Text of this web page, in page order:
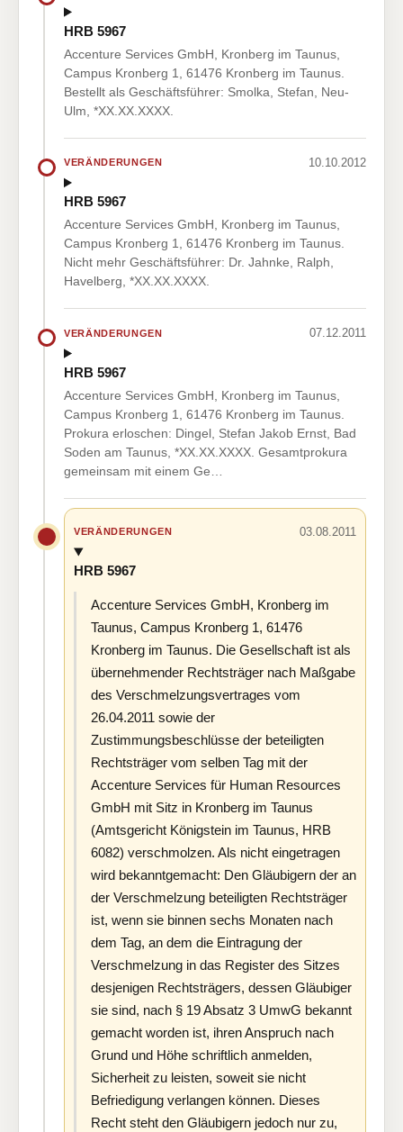
HRB 5967
Accenture Services GmbH, Kronberg im Taunus,
Campus Kronberg 1, 61476 Kronberg im Taunus.
Bestellt als Geschäftsführer: Smolka, Stefan, Neu-
Ulm, *XX.XX.XXXX.
VERÄNDERUNGEN 10.10.2012
HRB 5967
Accenture Services GmbH, Kronberg im Taunus,
Campus Kronberg 1, 61476 Kronberg im Taunus.
Nicht mehr Geschäftsführer: Dr. Jahnke, Ralph,
Havelberg, *XX.XX.XXXX.
VERÄNDERUNGEN 07.12.2011
HRB 5967
Accenture Services GmbH, Kronberg im Taunus,
Campus Kronberg 1, 61476 Kronberg im Taunus.
Prokura erloschen: Dingel, Stefan Jakob Ernst, Bad
Soden am Taunus, *XX.XX.XXXX. Gesamtprokura
gemeinsam mit einem Ge…
VERÄNDERUNGEN 03.08.2011
HRB 5967
Accenture Services GmbH, Kronberg im
Taunus, Campus Kronberg 1, 61476
Kronberg im Taunus. Die Gesellschaft ist als
übernehmender Rechtsträger nach Maßgabe
des Verschmelzungsvertrages vom
26.04.2011 sowie der
Zustimmungsbeschlüsse der beteiligten
Rechtsträger vom selben Tag mit der
Accenture Services für Human Resources
GmbH mit Sitz in Kronberg im Taunus
(Amtsgericht Königstein im Taunus, HRB
6082) verschmolzen. Als nicht eingetragen
wird bekanntgemacht: Den Gläubigern der an
der Verschmelzung beteiligten Rechtsträger
ist, wenn sie binnen sechs Monaten nach
dem Tag, an dem die Eintragung der
Verschmelzung in das Register des Sitzes
desjenigen Rechtsträgers, dessen Gläubiger
sie sind, nach § 19 Absatz 3 UmwG bekannt
gemacht worden ist, ihren Anspruch nach
Grund und Höhe schriftlich anmelden,
Sicherheit zu leisten, soweit sie nicht
Befriedigung verlangen können. Dieses
Recht steht den Gläubigern jedoch nur zu,